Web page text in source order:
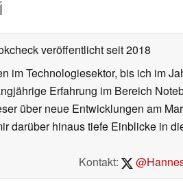
veröffentlichtseit 2018
im Technologiesektor, bis ich im
Erfahrung im Bereich
über neue Entwicklungen am
darüber hinaus tiefe Einblicke in
Kontakt: